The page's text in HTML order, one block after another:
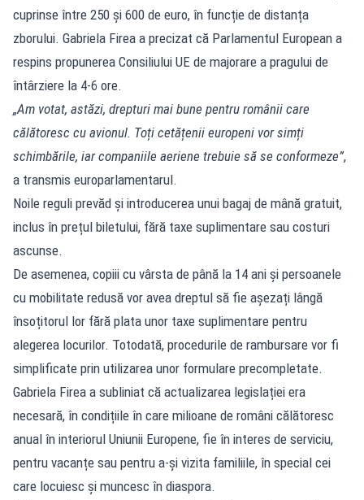
cuprinse între 250 și 600 de euro, în funcție de distanța
zborului. Gabriela Firea a precizat că Parlamentul European a
respins propunerea Consiliului UE de majorare a pragului de
întârziere la 4-6 ore.
„Am votat, astăzi, drepturi mai bune pentru românii care
călătoresc cu avionul. Toți cetățenii europeni vor simți
schimbările, iar companiile aeriene trebuie să se conformeze”,
a transmis europarlamentarul.
Noile reguli prevăd și introducerea unui bagaj de mână gratuit,
inclus în prețul biletului, fără taxe suplimentare sau costuri
ascunse.
De asemenea, copiii cu vârsta de până la 14 ani și persoanele
cu mobilitate redusă vor avea dreptul să fie așezați lângă
însoțitorul lor fără plata unor taxe suplimentare pentru
alegerea locurilor. Totodată, procedurile de rambursare vor fi
simplificate prin utilizarea unor formulare precompletate.
Gabriela Firea a subliniat că actualizarea legislației era
necesară, în condițiile în care milioane de români călătoresc
anual în interiorul Uniunii Europene, fie în interes de serviciu,
pentru vacanțe sau pentru a-și vizita familiile, în special cei
care locuiesc și muncesc în diaspora.